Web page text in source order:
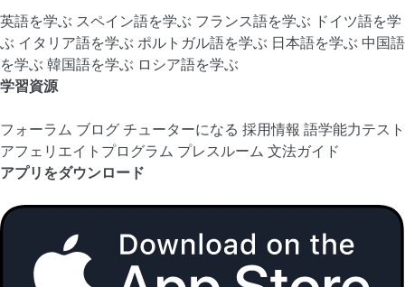
英語を学ぶ スペイン語を学ぶ フランス語を学ぶ ドイツ語を学
ぶ イタリア語を学ぶ ポルトガル語を学ぶ 日本語を学ぶ 中国語
を学ぶ 韓国語を学ぶ ロシア語を学ぶ
学習資源
フォーラム ブログチューターになる 採用情報 語学能力テスト
アフェリエイトプログラム プレスルーム 文法ガイド
アプリをダウンロード